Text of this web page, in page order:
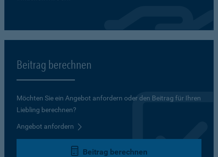
Beitrag berechnen
Möchten Sie ein Angebot anfordern oder den Beitrag für Ihren
Liebling berechnen?
Angebot anfordern
Beitrag berechnen